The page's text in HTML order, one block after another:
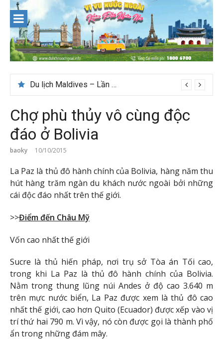
content
Du lịch Maldives – Lần đầu nên đi đâu, chơi gì?
Chợ phù thủy vô cùng độc
đáo ở Bolivia
baoky 10/10/2015
La Paz là thủ đô hành chính của Bolivia, hàng năm thu
hút hàng trăm ngàn du khách nước ngoài bởi những
cái độc đáo nhất trên thế giới.
>>Điểm đến Châu Mỹ
Vốn cao nhất thế giới
Sucre là thủ hiến pháp, nơi trụ sở Tòa án Tối cao,
trong khi La Paz là thủ đô hành chính của Bolivia.
Nằm trong thung lũng núi Andes ở độ cao 3.640 m
trên mực nước biển, La Paz được xem là thủ đô cao
nhất thế giới, cao hơn Quito (Ecuador) được xếp vào vị
trí thứ hai 790 m. Vì vậy, nó còn được gọi là thành phố
ẩn trong những đám mây.